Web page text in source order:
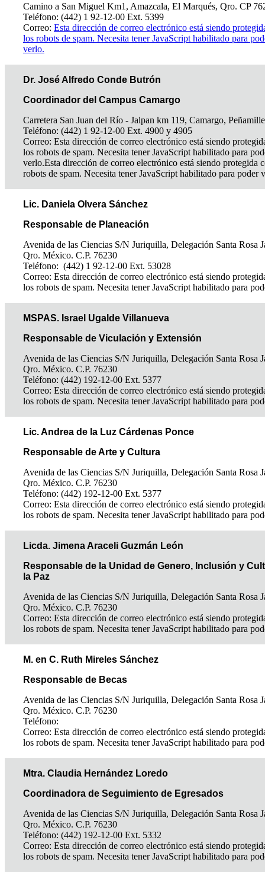
Camino a San Miguel Km1, Amazcala, El Marqués, Qro. CP
Teléfono: (442) 1 92-12-00 Ext. 5399
Correo: Esta dirección de correo electrónico está siendo
los robots de spam. Necesita tener JavaScript habilitado para
verlo.
Dr. José Alfredo Conde Butrón
Coordinador del Campus Camargo
Carretera San Juan del Río - Jalpan km 119, Camargo,
Teléfono: (442) 1 92-12-00 Ext. 4900 y 4905
Correo: Esta dirección de correo electrónico está siendo
los robots de spam. Necesita tener JavaScript habilitado para
verlo.Esta dirección de correo electrónico está siendo protegida
robots de spam. Necesita tener JavaScript habilitado para poder
Lic. Daniela Olvera Sánchez
Responsable de Planeación
Avenida de las Ciencias S/N Juriquilla, Delegación Santa Rosa
Qro. México. C.P. 76230
Teléfono: (442) 1 92-12-00 Ext. 53028
Correo: Esta dirección de correo electrónico está siendo
los robots de spam. Necesita tener JavaScript habilitado para
MSPAS. Israel Ugalde Villanueva
Responsable de Viculación y Extensión
Avenida de las Ciencias S/N Juriquilla, Delegación Santa Rosa
Qro. México. C.P. 76230
Teléfono: (442) 192-12-00 Ext. 5377
Correo: Esta dirección de correo electrónico está siendo
los robots de spam. Necesita tener JavaScript habilitado para
Lic. Andrea de la Luz Cárdenas Ponce
Responsable de Arte y Cultura
Avenida de las Ciencias S/N Juriquilla, Delegación Santa Rosa
Qro. México. C.P. 76230
Teléfono: (442) 192-12-00 Ext. 5377
Correo: Esta dirección de correo electrónico está siendo
los robots de spam. Necesita tener JavaScript habilitado para
Licda. Jimena Araceli Guzmán León
Responsable de la Unidad de Genero, Inclusión y
la Paz
Avenida de las Ciencias S/N Juriquilla, Delegación Santa Rosa
Qro. México. C.P. 76230
Correo: Esta dirección de correo electrónico está siendo
los robots de spam. Necesita tener JavaScript habilitado para
M. en C. Ruth Mireles Sánchez
Responsable de Becas
Avenida de las Ciencias S/N Juriquilla, Delegación Santa Rosa
Qro. México. C.P. 76230
Teléfono:
Correo: Esta dirección de correo electrónico está siendo
los robots de spam. Necesita tener JavaScript habilitado para
Mtra. Claudia Hernández Loredo
Coordinadora de Seguimiento de Egresados
Avenida de las Ciencias S/N Juriquilla, Delegación Santa Rosa
Qro. México. C.P. 76230
Teléfono: (442) 192-12-00 Ext. 5332
Correo: Esta dirección de correo electrónico está siendo
los robots de spam. Necesita tener JavaScript habilitado para